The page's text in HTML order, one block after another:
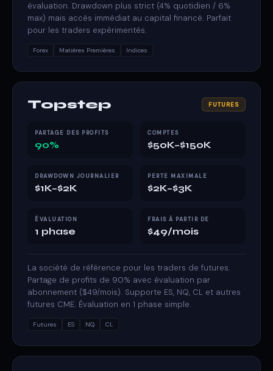
évaluation. Drawdown plus strict (4% quotidien / 6%
max) mais accès immédiat au capital financé. Parfait
pour les traders expérimentés.
Forex Matières Premières Indices
Topstep FUTURES
PARTAGE DES PROFITS
90%
COMPTES
$50K–$150K
DRAWDOWN JOURNALIER
$1K–$2K
PERTE MAXIMALE
$2K–$3K
ÉVALUATION
1 phase
FRAIS À PARTIR DE
$49/mois
La société de référence pour les traders de futures.
Partage de profits de 90% avec évaluation par
abonnement ($49/mois). Supporte ES, NQ, CL et autres
futures CME. Évaluation en 1 phase simple.
Futures ES NQ CL